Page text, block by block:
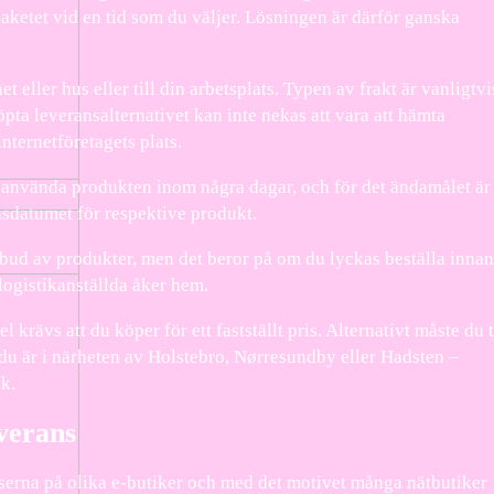
vid en tid som du väljer. Lösningen är därför ganska
eller hus eller till din arbetsplats. Typen av frakt är
leveransalternativet kan inte nekas att vara att hämta
plats.
produkten inom några dagar, och för det ändamålet är
för respektive produkt.
av produkter, men det beror på om du lyckas beställa innan
åker hem.
krävs att du köper för ett fastställt pris. Alternativt måste du
är i närheten av Holstebro, Nørresundby eller Hadsten –
på olika e-butiker och med det motivet många nätbutiker